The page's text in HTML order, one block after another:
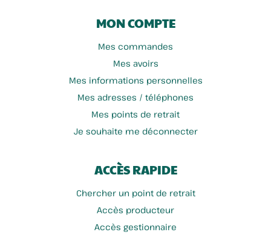
MON COMPTE
Mes commandes
Mes avoirs
Mes informations personnelles
Mes adresses / téléphones
Mes points de retrait
Je souhaite me déconnecter
ACCÈS RAPIDE
Chercher un point de retrait
Accès producteur
Accès gestionnaire